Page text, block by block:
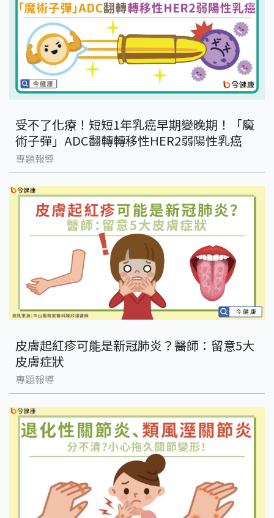
受不了化療！短短1年乳癌早期變晚期！「魔
術子彈」ADC翻轉轉移性HER2弱陽性乳癌
專題報導
皮膚起紅疹可能是新冠肺炎？醫師：留意5大
皮膚症狀
專題報導